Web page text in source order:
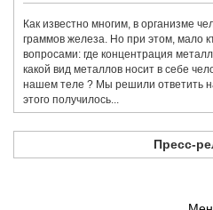
Как известно многим, в организме
граммов железа. Но при этом, мало
вопросами: где концентрация
какой вид металлов носит в себе
нашем теле ? Мы решили ответить
этого получилось...
Пресс-